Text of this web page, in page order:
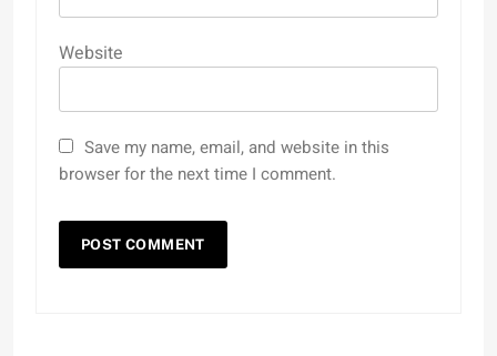
Website
Save my name, email, and website in this
browser for the next time I comment.